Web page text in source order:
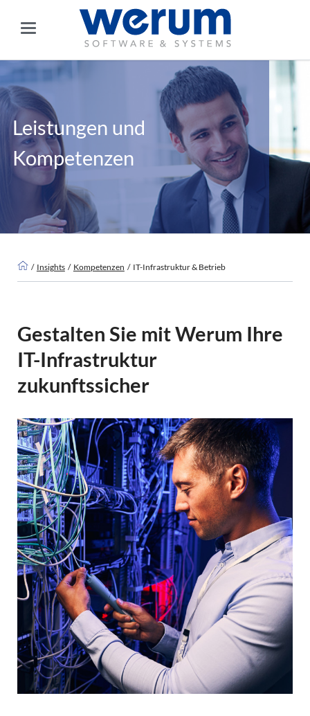
Leistungen und
Kompetenzen
Insights Kompetenzen IT-Infrastruktur & Betrieb
Gestalten Sie mit Werum Ihre
IT-Infrastruktur
zukunftssicher